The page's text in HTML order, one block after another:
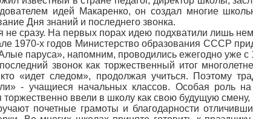
идей Макаренко, он создал многие
Дня знаний и последнего звонка.
сразу. На первых порах идею подхватили лишь
1970-х годов Министерство образования СССР
паруса», напомним, проводились ежегодно уже с
звонок как торжественный итог
«идет следом», продолжая учиться. Поэтому
- учащиеся начальных классов. Особая роль
ввели в школу как свою будущую
почетные грамоты и благодарности